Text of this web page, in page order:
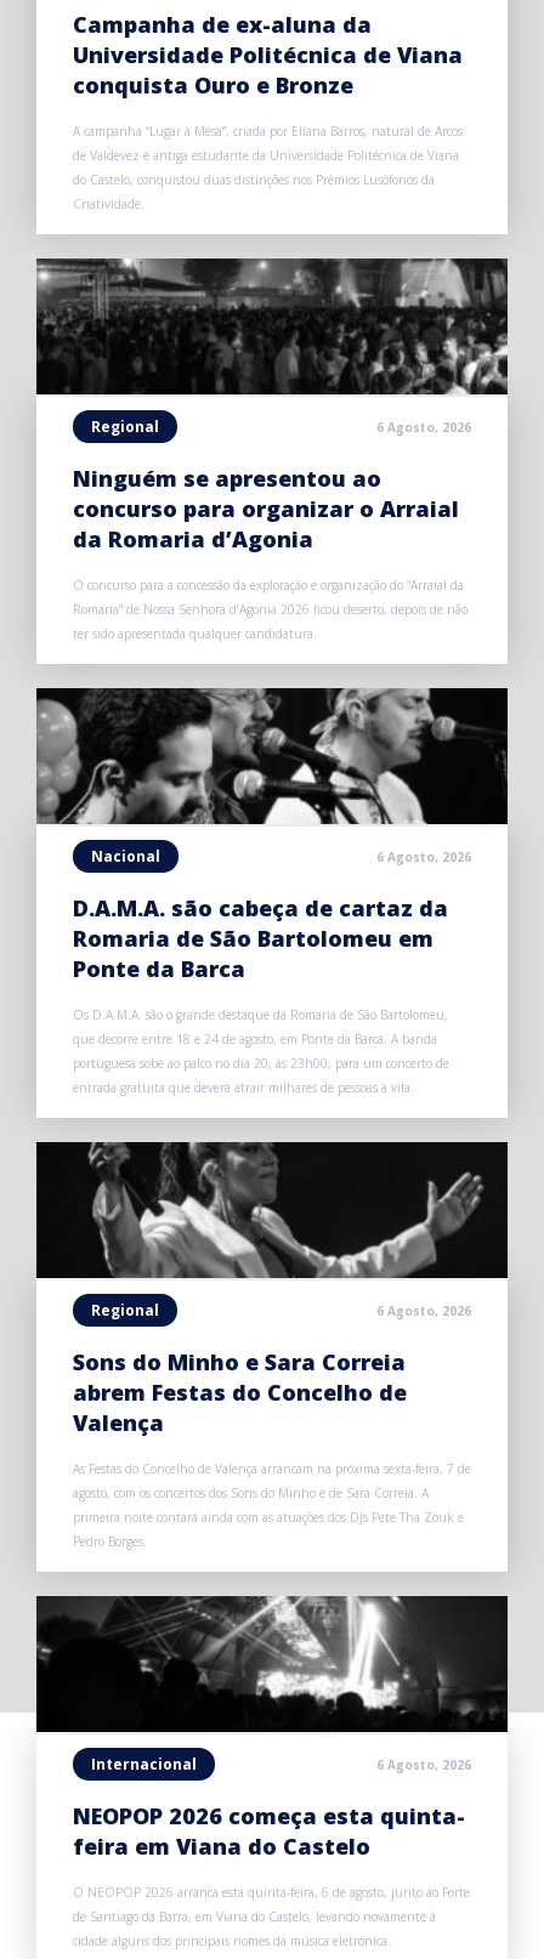
Campanha de ex-aluna da
Universidade Politécnica de Viana
conquista Ouro e Bronze
A campanha “Lugar à Mesa”, criada por Eliana Barros, natural de Arcos
de Valdevez e antiga estudante da Universidade Politécnica de Viana
do Castelo, conquistou duas distinções nos Prémios Lusófonos da
Criatividade.
Regional 6 Agosto, 2026
Ninguém se apresentou ao
concurso para organizar o Arraial
da Romaria d’Agonia
O concurso para a concessão da exploração e organização do “Arraial da
Romaria” de Nossa Senhora d’Agonia 2026 ficou deserto, depois de não
ter sido apresentada qualquer candidatura.
Nacional 6 Agosto, 2026
D.A.M.A. são cabeça de cartaz da
Romaria de São Bartolomeu em
Ponte da Barca
Os D.A.M.A. são o grande destaque da Romaria de São Bartolomeu,
que decorre entre 18 e 24 de agosto, em Ponte da Barca. A banda
portuguesa sobe ao palco no dia 20, às 23h00, para um concerto de
entrada gratuita que deverá atrair milhares de pessoas à vila.
Regional 6 Agosto, 2026
Sons do Minho e Sara Correia
abrem Festas do Concelho de
Valença
As Festas do Concelho de Valença arrancam na próxima sexta-feira, 7 de
agosto, com os concertos dos Sons do Minho e de Sara Correia. A
primeira noite contará ainda com as atuações dos DJs Pete Tha Zouk e
Pedro Borges.
Internacional 6 Agosto, 2026
NEOPOP 2026 começa esta quinta-
feira em Viana do Castelo
O NEOPOP 2026 arranca esta quinta-feira, 6 de agosto, junto ao Forte
de Santiago da Barra, em Viana do Castelo, levando novamente à
cidade alguns dos principais nomes da música eletrónica.